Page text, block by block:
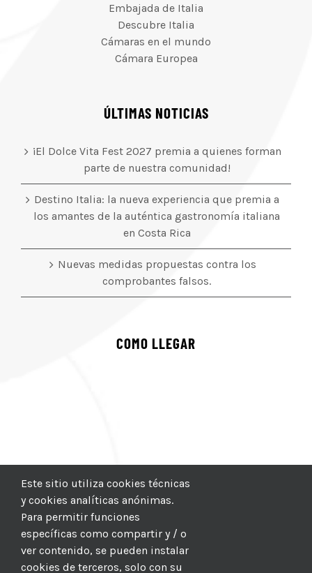
Embajada de Italia
Descubre Italia
Cámaras en el mundo
Cámara Europea
ÚLTIMAS NOTICIAS
¡El Dolce Vita Fest 2027 premia a quienes forman
parte de nuestra comunidad!
Destino Italia: la nueva experiencia que premia a
los amantes de la auténtica gastronomía italiana
en Costa Rica
Nuevas medidas propuestas contra los
comprobantes falsos.
COMO LLEGAR
Este sitio utiliza cookies técnicas
y cookies analíticas anónimas.
Para permitir funciones
específicas como compartir y / o
ver contenido, se pueden instalar
cookies de terceros, solo con su